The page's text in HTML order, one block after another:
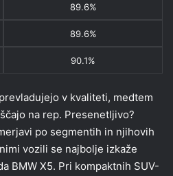
89.6%
89.6%
90.1%
v kvaliteti, medtem
na rep. Presenetljivo?
po segmentih in njihovih
vozili se najbolje izkaže
BMW X5. Pri kompaktnih SUV-